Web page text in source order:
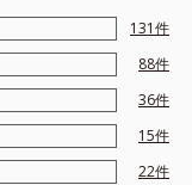
131件
88件
36件
15件
22件